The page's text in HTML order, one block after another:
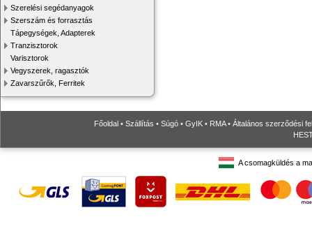
Szerelési segédanyagok
Szerszám és forrasztás
Tápegységek, Adapterek
Tranzisztorok
Varisztorok
Vegyszerek, ragasztók
Zavarszűrők, Ferritek
Főoldal • Szállítás • Súgó • GyIK • RMA• Általános szerződési
A csomagküldés a